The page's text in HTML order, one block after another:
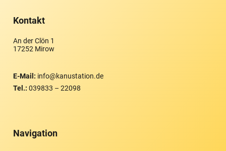
Kontakt
An der Clön 1
17252 Mirow
E-Mail: info@kanustation.de
Tel.: 039833 – 22098
Navigation